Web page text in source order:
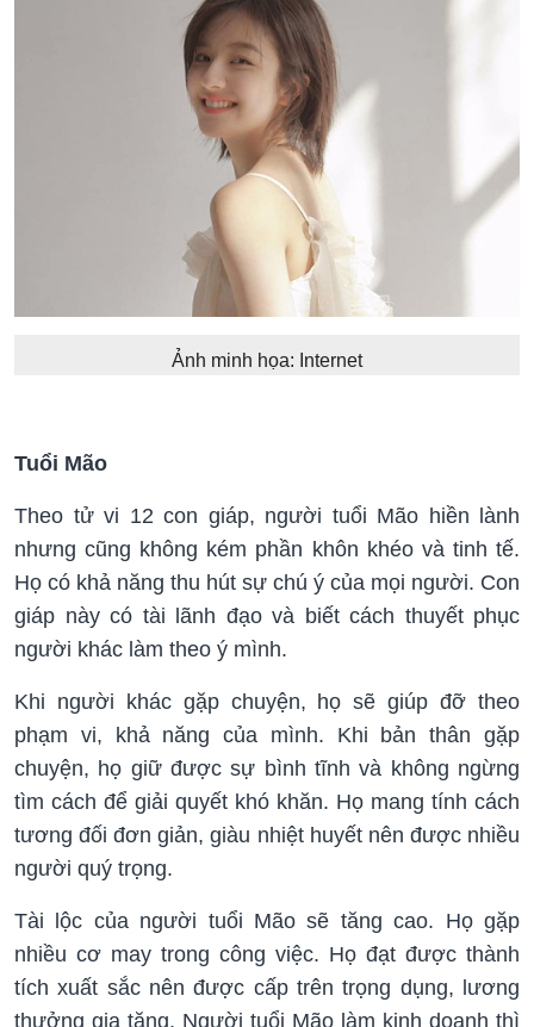
Ảnh minh họa: Internet
Tuổi Mão
Theo tử vi 12 con giáp, người tuổi Mão hiền lành
nhưng cũng không kém phần khôn khéo và tinh tế.
Họ có khả năng thu hút sự chú ý của mọi người. Con
giáp này có tài lãnh đạo và biết cách thuyết phục
người khác làm theo ý mình.
Khi người khác gặp chuyện, họ sẽ giúp đỡ theo
phạm vi, khả năng của mình. Khi bản thân gặp
chuyện, họ giữ được sự bình tĩnh và không ngừng
tìm cách để giải quyết khó khăn. Họ mang tính cách
tương đối đơn giản, giàu nhiệt huyết nên được nhiều
người quý trọng.
Tài lộc của người tuổi Mão sẽ tăng cao. Họ gặp
nhiều cơ may trong công việc. Họ đạt được thành
tích xuất sắc nên được cấp trên trọng dụng, lương
thưởng gia tăng. Người tuổi Mão làm kinh doanh thì